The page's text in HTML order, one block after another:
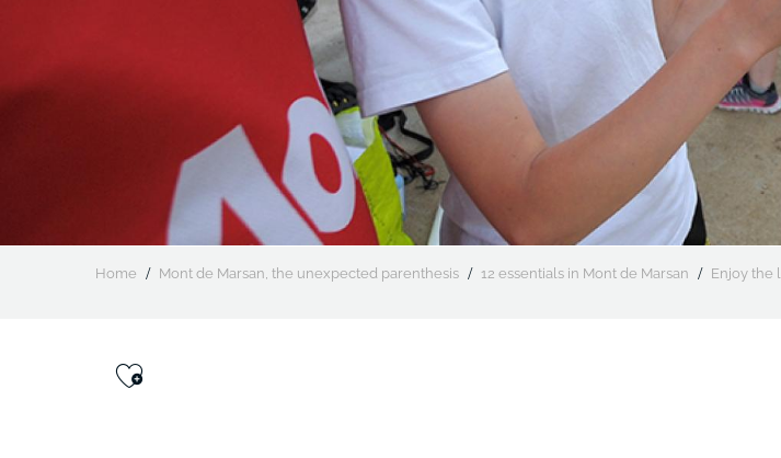
Home Mont de Marsan, the unexpected parenthesis 12 essentials in Mont de Marsan Enjoy the
Ajouter aux favoris